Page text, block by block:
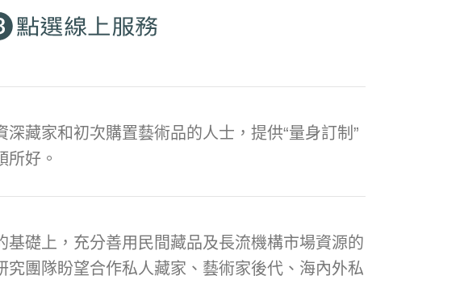
藏家和初次購置藝術品的人士，提供“量身訂制”
好。
礎上，充分善用民間藏品及長流機構市場資源的
團隊盼望合作私人藏家、藝術家後代、海內外私